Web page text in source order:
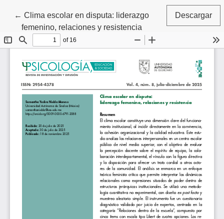
←Volver a los detalles del artículo
Clima escolar en disputa: liderazgo
femenino, relaciones y resistencia
Descargar